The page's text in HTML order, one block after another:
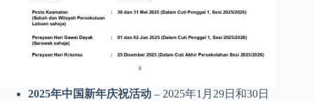
2025年中国新年庆祝活动 – 2025年1月29日和30日